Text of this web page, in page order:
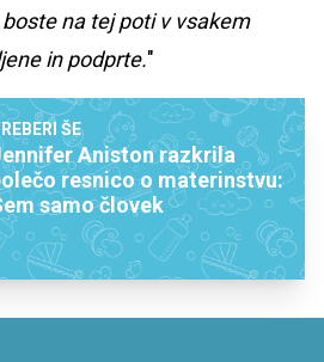
na tej poti v vsakem
in podprte."
ŠE
Aniston razkrila
resnico o materinstvu:
samo človek